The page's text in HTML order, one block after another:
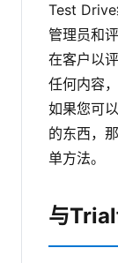
Test Drive
管理员和
在客户以
任何内容
如果您可
的东西，
单方法。
与